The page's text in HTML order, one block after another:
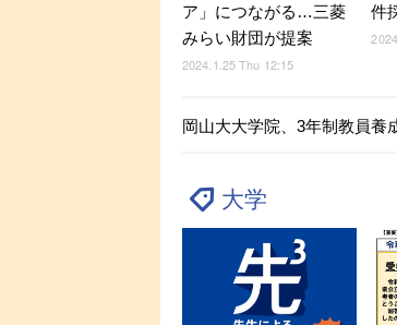
ア」につながる…三菱
みらい財団が提案
2024.1.25 Thu 12:15
件
岡山大大学院、3年制教員
大学